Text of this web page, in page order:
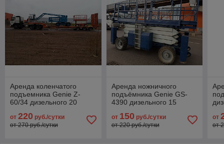
Аренда коленчатого
подъемника Genie Z-
60/34 дизельного 20
от 220 руб./сутки
от 270 руб./сутки
Аренда ножничного
подъёмника Genie GS-
4390 дизельного 15
от 150 руб./сутки
от 220 руб./сутки
от
от